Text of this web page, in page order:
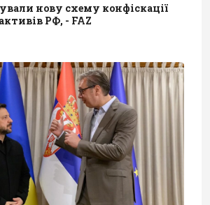
нову схему конфіскації
РФ, - FAZ